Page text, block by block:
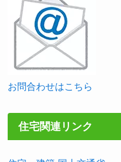
お問合わせはこちら
住宅関連リンク